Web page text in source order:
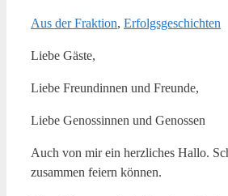
Aus der Fraktion, Erfolgsgeschichten
Liebe Gäste,
Liebe Freundinnen und Freunde,
Liebe Genossinnen und Genossen
Auch von mir ein herzliches Hallo.
zusammen feiern können.